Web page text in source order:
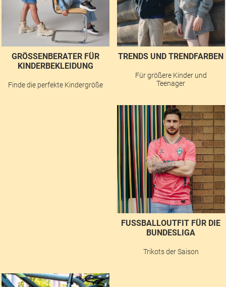
GRÖSSENBERATER FÜR K
INDERBEKLEIDUNG
Finde die perfekte Kindergröße
TRENDS UND TRENDFARBEN
Für größere Kinder und
Teenager
FUSSBALLOUTFIT FÜR DIE B
UNDESLIGA
Trikots der Saison